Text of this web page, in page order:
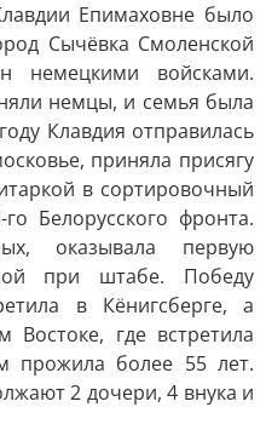
Епимаховне было
Сычёвка Смоленской
немецкими войсками.
немцы, и семья была
Клавдия отправилась
приняла присягу
в сортировочный
Белорусского фронта.
оказывала первую
при штабе. Победу
в Кёнигсберге, а
где встретила
прожила более 55 лет.
2 дочери, 4 внука и